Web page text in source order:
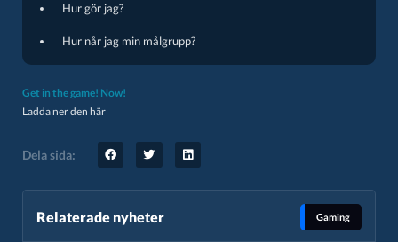
Hur gör jag?
Hur når jag min målgrupp?
Get in the game! Now!
Ladda ner den här
Dela sida:
Relaterade nyheter Gaming